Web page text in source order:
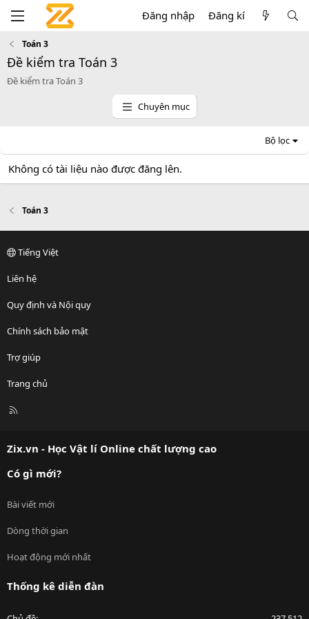
Đăng nhập Đăng kí
Toán 3
Đề kiểm tra Toán 3
Đề kiểm tra Toán 3
Chuyên mục
Bộ lọc
Không có tài liệu nào được đăng lên.
Toán 3
Tiếng Việt
Liên hệ
Quy định và Nội quy
Chính sách bảo mật
Trợ giúp
Trang chủ
R
Zix.vn - Học Vật lí Online chất lượng cao
Có gì mới?
Bài viết mới
Dòng thời gian
Hoạt động mới nhất
Thống kê diễn đàn